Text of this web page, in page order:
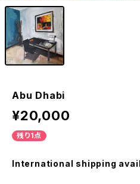
Abu Dhabi
¥20,000
残り1点
International shipping